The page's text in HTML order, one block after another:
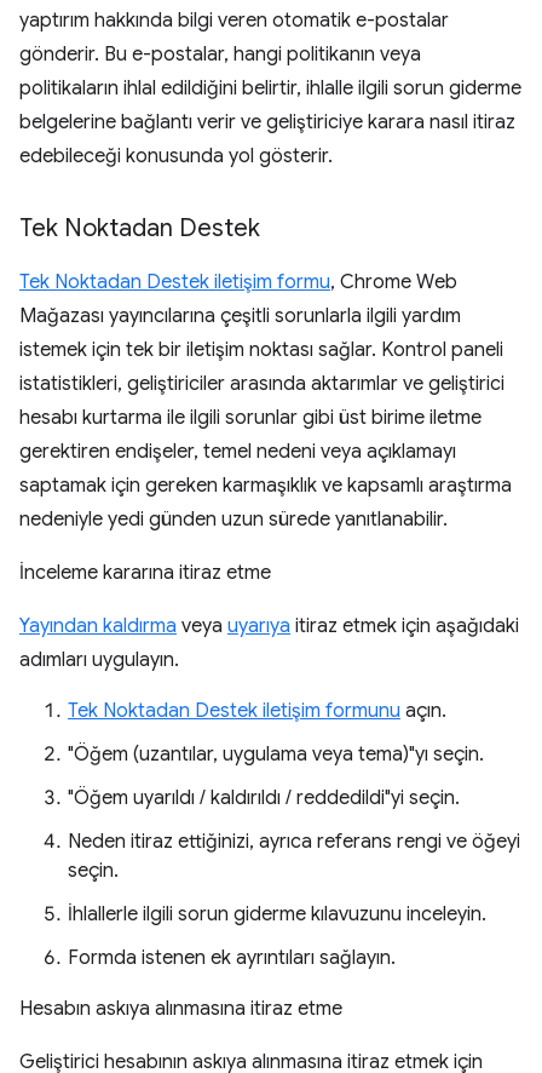
yaptırım hakkında bilgi veren otomatik e-postalar
gönderir. Bu e-postalar, hangi politikanın veya
politikaların ihlal edildiğini belirtir, ihlalle ilgili sorun giderme
belgelerine bağlantı verir ve geliştiriciye karara nasıl itiraz
edebileceği konusunda yol gösterir.
Tek Noktadan Destek
Tek Noktadan Destek iletişim formu, Chrome Web
Mağazası yayıncılarına çeşitli sorunlarla ilgili yardım
istemek için tek bir iletişim noktası sağlar. Kontrol paneli
istatistikleri, geliştiriciler arasında aktarımlar ve geliştirici
hesabı kurtarma ile ilgili sorunlar gibi üst birime iletme
gerektiren endişeler, temel nedeni veya açıklamayı
saptamak için gereken karmaşıklık ve kapsamlı araştırma
nedeniyle yedi günden uzun sürede yanıtlanabilir.
İnceleme kararına itiraz etme
Yayından kaldırma veya uyarıya itiraz etmek için aşağıdaki
adımları uygulayın.
Tek Noktadan Destek iletişim formunu açın.
"Öğem (uzantılar, uygulama veya tema)"yı seçin.
"Öğem uyarıldı / kaldırıldı / reddedildi"yi seçin.
Neden itiraz ettiğinizi, ayrıca referans rengi ve öğeyi
seçin.
İhlallerle ilgili sorun giderme kılavuzunu inceleyin.
Formda istenen ek ayrıntıları sağlayın.
Hesabın askıya alınmasına itiraz etme
Geliştirici hesabının askıya alınmasına itiraz etmek için